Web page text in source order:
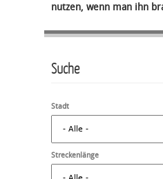
nutzen, wenn man ihn
Suche
Stadt
Streckenlänge